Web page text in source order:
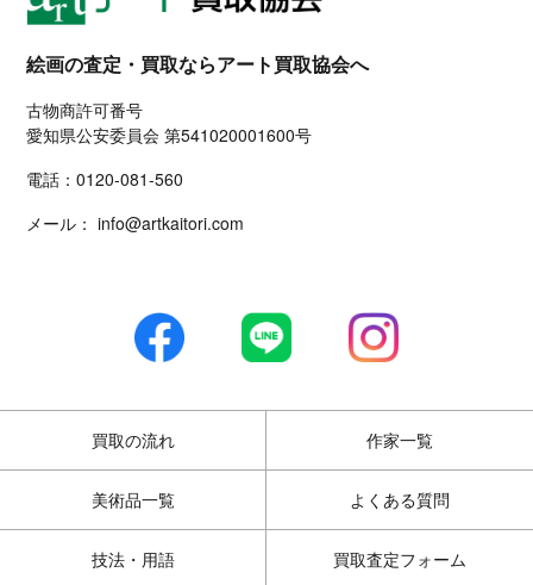
絵画の査定・買取ならアート買取協会へ
古物商許可番号
愛知県公安委員会 第541020001600号
電話：0120-081-560
メール： info@artkaitori.com
買取の流れ 作家一覧
美術品一覧 よくある質問
技法・用語 買取査定フォーム